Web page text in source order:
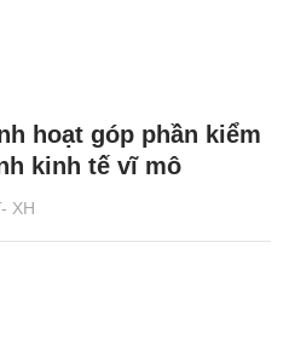
XH
hoạt góp phần kiểm
kinh tế vĩ mô